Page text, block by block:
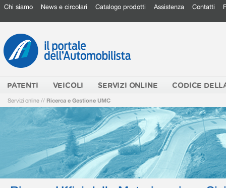
Chi siamo News e circolari Catalogo prodotti Assistenza Contatti
PATENTI VEICOLI SERVIZI ONLINE CODICE
Servizi online // Ricerca e Gestione UMC